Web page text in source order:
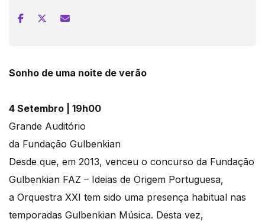
Sonho de uma noite de verão
4 Setembro | 19h00
Grande Auditório
da Fundação Gulbenkian
Desde que, em 2013, venceu o concurso da Fundação
Gulbenkian FAZ – Ideias de Origem Portuguesa,
a Orquestra XXI tem sido uma presença habitual nas
temporadas Gulbenkian Música. Desta vez,